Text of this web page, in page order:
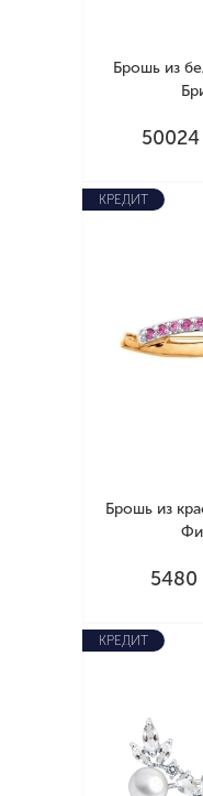
Брошь из
50024
КРЕДИТ
Брошь из
5480
КРЕДИТ